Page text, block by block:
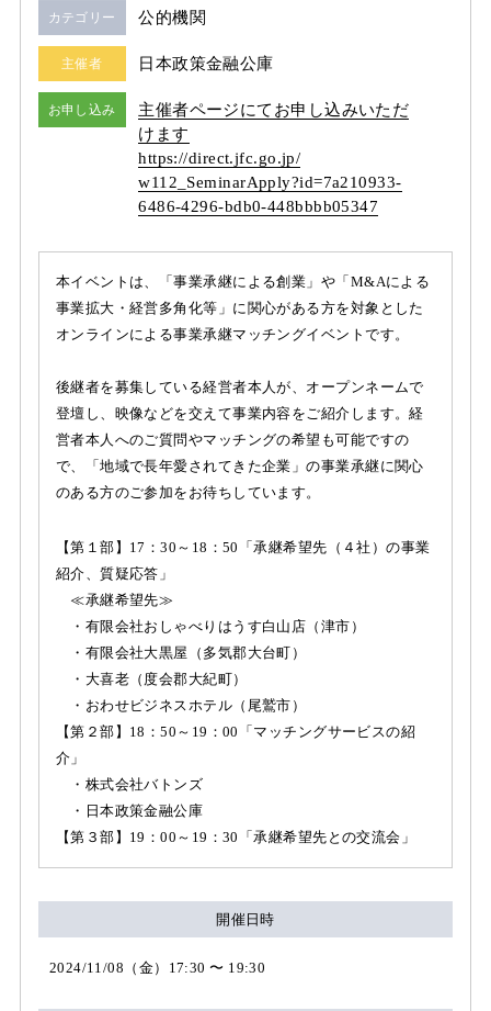
カテゴリー 公的機関
主催者 日本政策金融公庫
お申し込み
主催者ページにてお申し込みいただ
けます
https://direct.jfc.go.jp/
w112_SeminarApply?id=7a210933-
6486-4296-bdb0-448bbbb05347
本イベントは、「事業承継による創業」や「M&Aによる
事業拡大・経営多角化等」に関心がある方を対象とした
オンラインによる事業承継マッチングイベントです。
後継者を募集している経営者本人が、オープンネームで
登壇し、映像などを交えて事業内容をご紹介します。経
営者本人へのご質問やマッチングの希望も可能ですの
で、「地域で長年愛されてきた企業」の事業承継に関心
のある方のご参加をお待ちしています。
【第１部】17：30～18：50「承継希望先（４社）の事業
紹介、質疑応答」
≪承継希望先≫
・有限会社おしゃべりはうす白山店（津市）
・有限会社大黒屋（多気郡大台町）
・大喜老（度会郡大紀町）
・おわせビジネスホテル（尾鷲市）
【第２部】18：50～19：00「マッチングサービスの紹
介」
・株式会社バトンズ
・日本政策金融公庫
【第３部】19：00～19：30「承継希望先との交流会」
開催日時
2024/11/08（金）17:30 〜 19:30